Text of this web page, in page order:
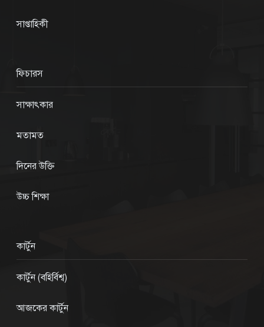
সাপ্তাহিকী
ফিচারস
সাক্ষাৎকার
মতামত
দিনের উক্তি
উচ্চ শিক্ষা
কার্টুন
কার্টুন (বহির্বিশ্ব)
আজকের কার্টুন